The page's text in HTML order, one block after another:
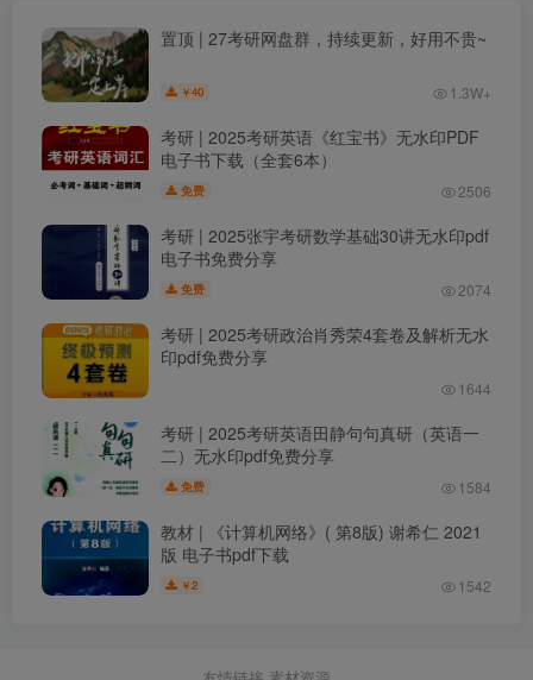
置顶 | 27考研网盘群，持续更新，好用不贵~
￥40 1.3W+
考研 | 2025考研英语《红宝书》无水印PDF
电子书下载（全套6本）
免费 2506
考研 | 2025张宇考研数学基础30讲无水印pdf
电子书免费分享
免费 2074
考研 | 2025考研政治肖秀荣4套卷及解析无水
印pdf免费分享
1644
考研 | 2025考研英语田静句句真研（英语一
二）无水印pdf免费分享
免费 1584
教材 | 《计算机网络》( 第8版) 谢希仁 2021
版 电子书pdf下载
￥2 1542